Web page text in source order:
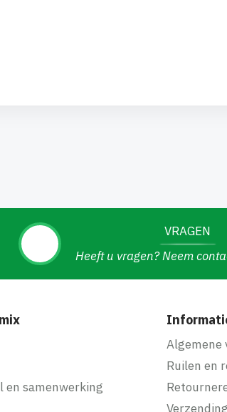
VRAGEN
Heeft u vragen? Neem
en samenwerking
Algemene
Ruilen en